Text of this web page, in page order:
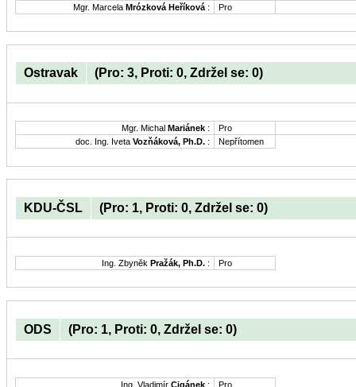
Mgr. Marcela Mrózková Heříková : Pro
Ostravak (Pro: 3, Proti: 0, Zdržel se: 0)
Mgr. Michal Mariánek :
Pro
doc. Ing. Iveta Vozňáková, Ph.D. : Nepřítomen
KDU-ČSL (Pro: 1, Proti: 0, Zdržel se: 0)
Ing. Zbyněk Pražák, Ph.D. : Pro
ODS (Pro: 1, Proti: 0, Zdržel se: 0)
Ing. Vladimír Cigánek : Pro